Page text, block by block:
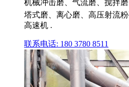
机械冲击磨、气流磨、搅拌
塔式磨、离心磨、高压射流
高速机 .
联系电话: 180 3780 8511